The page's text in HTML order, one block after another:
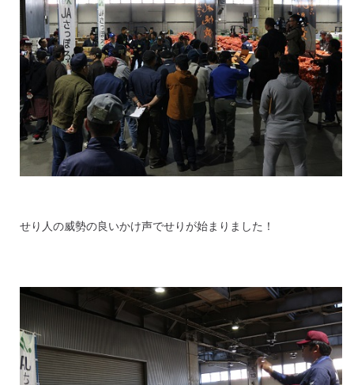
せり人の威勢の良いかけ声でせりが始まりました！